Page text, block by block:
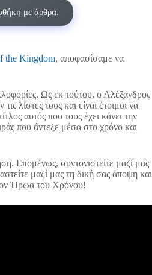
με άρθρα.
the Kingdom, αποφασίσαμε να
Ως εκ τούτου, ο Αλέξανδρος
λίστες τους και είναι έτοιμοι να
αυτός που τους έχει κάνει την
που άντεξε μέσα στο χρόνο και
Επομένως, συντονιστείτε μαζί μας
μαζί μας τη δική σας άποψη και
Ήρωα του Χρόνου!